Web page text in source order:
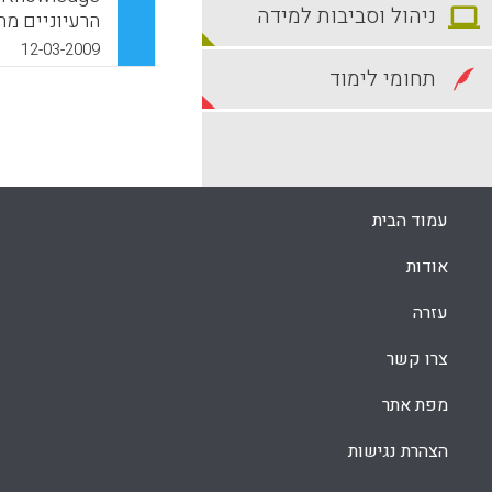
הרעיוניים
לה נוסף
12-03-2009
ניהול וסביבות למידה
תחומי לימוד
עמוד הבית
אודות
עזרה
צרו קשר
מפת אתר
הצהרת נגישות